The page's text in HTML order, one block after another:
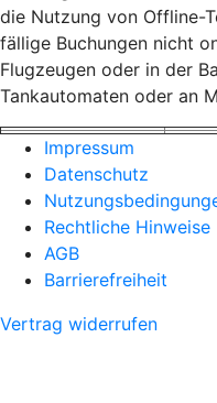
die Nutzung von Offline-
fällige Buchungen nicht
Flugzeugen oder in der
Tankautomaten oder an
Impressum
Datenschutz
Rechtliche Hinweise
AGB
Barrierefreiheit
Vertrag widerrufen